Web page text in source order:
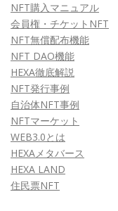
NFT購入マニュアル
会員権・チケットNFT
NFT無償配布機能
NFT DAO機能
HEXA徹底解説
NFT発行事例
自治体NFT事例
NFTマーケット
WEB3.0とは
HEXAメタバース
HEXA LAND
住民票NFT